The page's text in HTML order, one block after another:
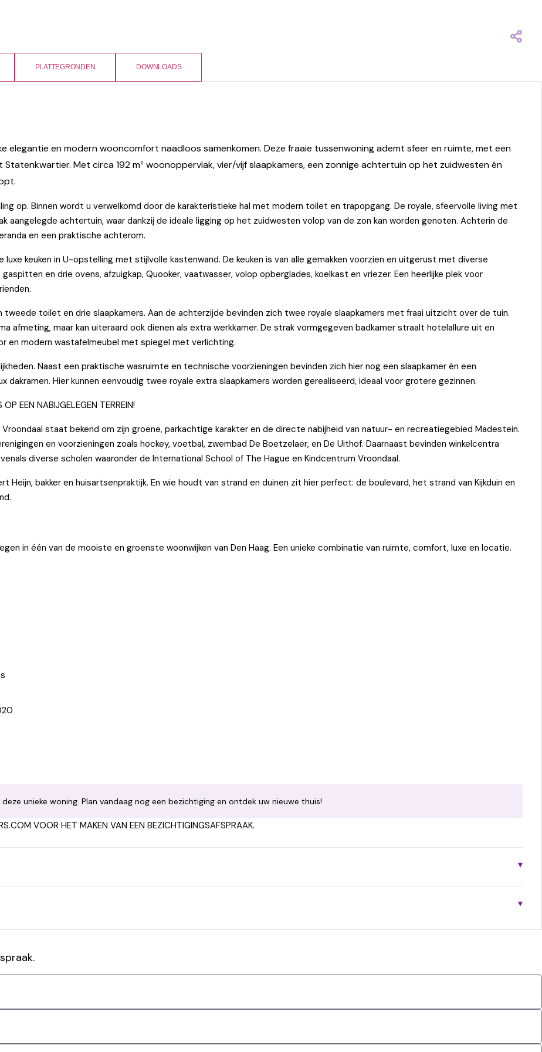
PLATTEGRONDEN DOWNLOADS
elegantie en modern wooncomfort naadloos samenkomen. Deze fraaie tussenwoning ademt sfeer en ruimte, met een
Met circa 192 m² woonoppervlak, vier/vijf slaapkamers, een zonnige achtertuin op het zuidwesten én
op. Binnen wordt u verwelkomd door de karakteristieke hal met modern toilet en trapopgang. De royale, sfeervolle living met
aangelegde achtertuin, waar dankzij de ideale ligging op het zuidwesten volop van de zon kan worden genoten. Achterin de
en een praktische achterom.
keuken in U-opstelling met stijlvolle kastenwand. De keuken is van alle gemakken voorzien en uitgerust met diverse
en drie ovens, afzuigkap, Quooker, vaatwasser, volop opberglades, koelkast en vriezer. Een heerlijke plek voor
toilet en drie slaapkamers. Aan de achterzijde bevinden zich twee royale slaapkamers met fraai uitzicht over de tuin.
afmeting, maar kan uiteraard ook dienen als extra werkkamer. De strak vormgegeven badkamer straalt hotelallure uit en
en modern wastafelmeubel met spiegel met verlichting.
Naast een praktische wasruimte en technische voorzieningen bevinden zich hier nog een slaapkamer én een
Hier kunnen eenvoudig twee royale extra slaapkamers worden gerealiseerd, ideaal voor grotere gezinnen.
EEN NABIJGELEGEN TERREIN!
staat bekend om zijn groene, parkachtige karakter en de directe nabijheid van natuur- en recreatiegebied Madestein.
en voorzieningen zoals hockey, voetbal, zwembad De Boetzelaer, en De Uithof. Daarnaast bevinden winkelcentra
diverse scholen waaronder de International School of The Hague en Kindcentrum Vroondaal.
Heijn, bakker en huisartsenpraktijk. En wie houdt van strand en duinen zit hier perfect: de boulevard, het strand van Kijkduin en
in één van de mooiste en groenste woonwijken van Den Haag. Een unieke combinatie van ruimte, comfort, luxe en locatie.
unieke woning. Plan vandaag nog een bezichtiging en ontdek uw nieuwe thuis!
VOOR HET MAKEN VAN EEN BEZICHTIGINGSAFSPRAAK.